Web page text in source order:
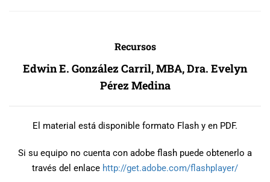
Recursos
Edwin E. González Carril, MBA, Dra. Evelyn
Pérez Medina
El material está disponible formato Flash y en PDF.
Si su equipo no cuenta con adobe flash puede obtenerlo a
través del enlace http://get.adobe.com/flashplayer/